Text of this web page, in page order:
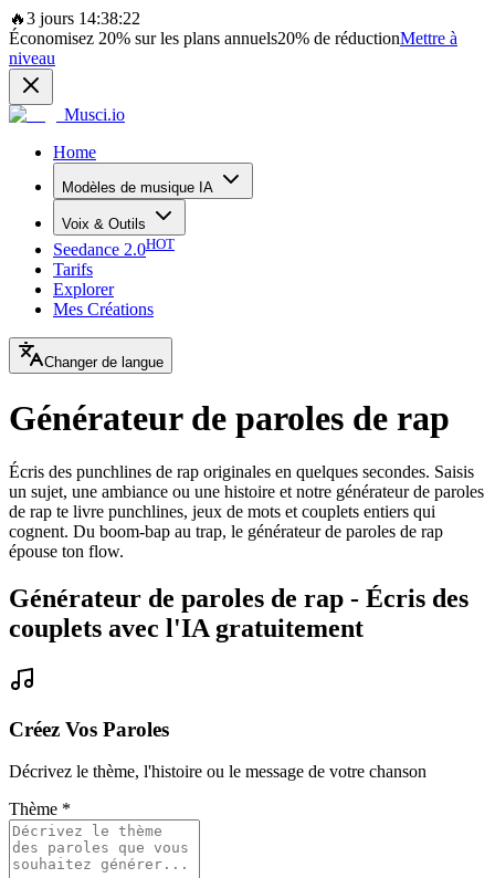
🔥3 jours 14:38:22
Économisez 20% sur les plans annuels20% de réductionMettre à
niveau
Musci.io
Home
Modèles de musique IA
Voix & Outils
Seedance 2.0HOT
Tarifs
Explorer
Mes Créations
Changer de langue
Générateur de paroles de rap
Écris des punchlines de rap originales en quelques secondes. Saisis
un sujet, une ambiance ou une histoire et notre générateur de paroles
de rap te livre punchlines, jeux de mots et couplets entiers qui
cognent. Du boom-bap au trap, le générateur de paroles de rap
épouse ton flow.
Générateur de paroles de rap - Écris des
couplets avec l'IA gratuitement
Créez Vos Paroles
Décrivez le thème, l'histoire ou le message de votre chanson
Thème *